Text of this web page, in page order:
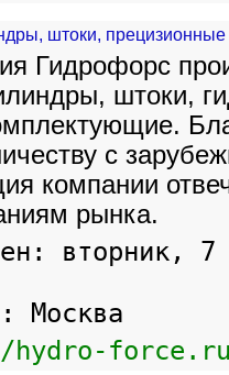
штоки,
Гидрофорс
штоки,
с
компании
рынка.
вторник,
Москва